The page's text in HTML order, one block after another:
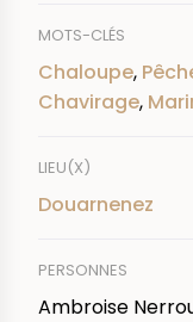
MOTS-CLÉS
Chaloupe,
Chavirage,
LIEU(X)
Douarnenez
PERSONNES
Ambroise